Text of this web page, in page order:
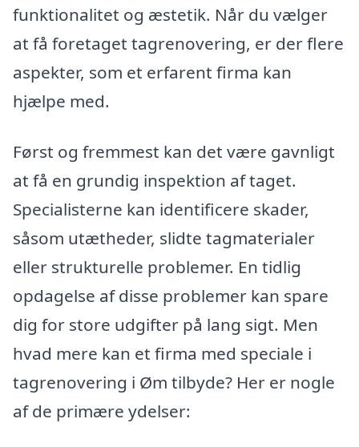
funktionalitet og æstetik. Når du vælger
at få foretaget tagrenovering, er der flere
aspekter, som et erfarent firma kan
hjælpe med.
Først og fremmest kan det være gavnligt
at få en grundig inspektion af taget.
Specialisterne kan identificere skader,
såsom utætheder, slidte tagmaterialer
eller strukturelle problemer. En tidlig
opdagelse af disse problemer kan spare
dig for store udgifter på lang sigt. Men
hvad mere kan et firma med speciale i
tagrenovering i Øm tilbyde? Her er nogle
af de primære ydelser: